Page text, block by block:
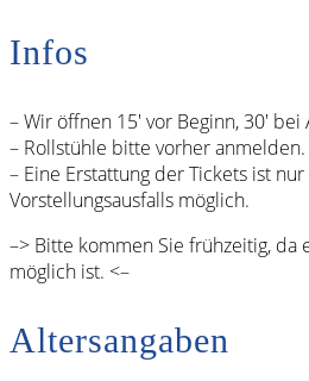
Infos
– Wir öffnen 15′ vor Beginn, 30′
– Rollstühle bitte vorher anmelden.
– Eine Erstattung der Tickets ist
Vorstellungsausfalls möglich.
–> Bitte kommen Sie frühzeitig, da
möglich ist. <–
Altersangaben